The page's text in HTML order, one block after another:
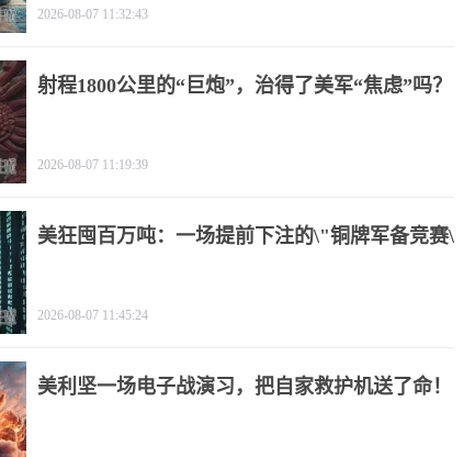
2026-08-07 11:32:43
射程1800公里的“巨炮”，治得了美军“焦虑”吗？
2026-08-07 11:19:39
美狂囤百万吨：一场提前下注的\"铜牌军备竞赛\"
2026-08-07 11:45:24
美利坚一场电子战演习，把自家救护机送了命！